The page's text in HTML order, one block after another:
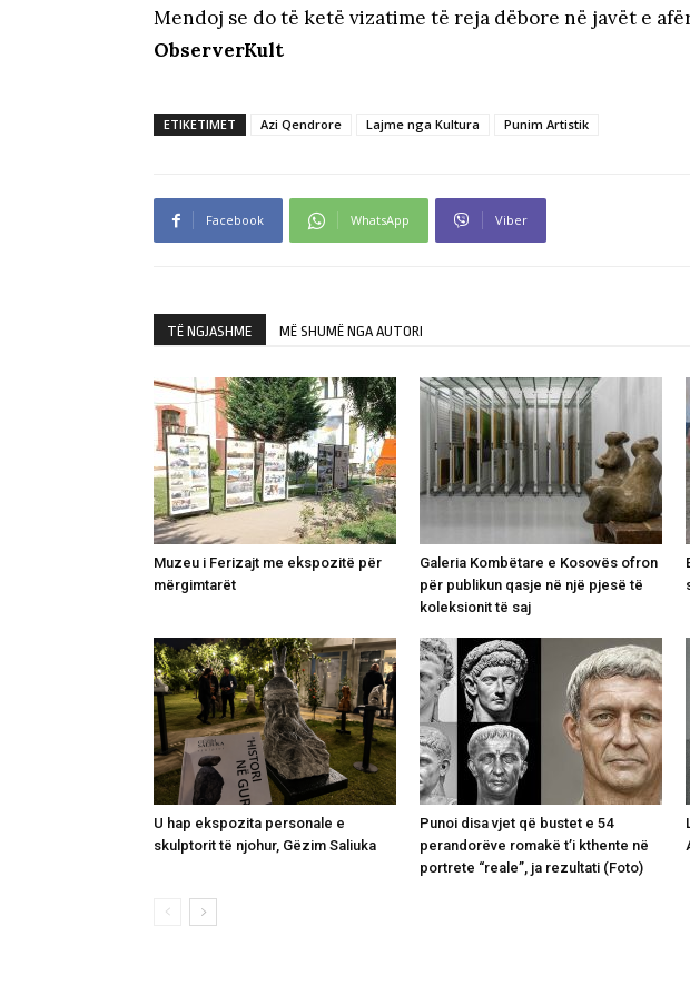
Mendoj se do të ketë vizatime të reja dëbore në javët e
ObserverKult
ETIKETIMET Azi Qendrore Lajme nga Kultura Punim Artistik
Facebook WhatsApp Viber
TË NGJASHME MË SHUMË NGA AUTORI
Muzeu i Ferizajt me ekspozitë për
mërgimtarët
Galeria Kombëtare e Kosovës ofron
për publikun qasje në një pjesë të
koleksionit të saj
U hap ekspozita personale e
skulptorit të njohur, Gëzim Saliuka
Punoi disa vjet që bustet e 54
perandorëve romakë t’i kthente në
portrete “reale”, ja rezultati (Foto)